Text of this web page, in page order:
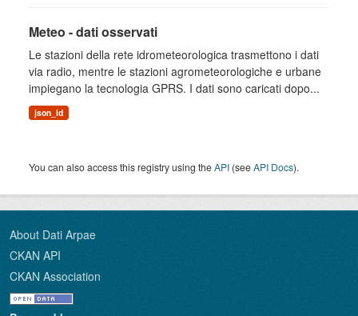
Meteo - dati osservati
Le stazioni della rete idrometeorologica trasmettono i dati
via radio, mentre le stazioni agrometeorologiche e urbane
impiegano la tecnologia GPRS. I dati sono caricati dopo...
json_ld
You can also access this registry using theAPI (seeAPI Docs).
About Dati Arpae
CKAN API
CKAN Association